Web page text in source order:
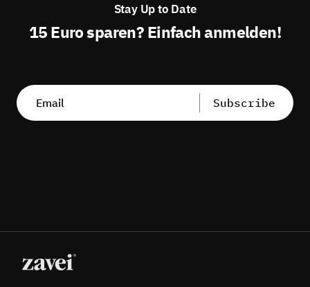
Stay Up to Date
15 Euro sparen? Einfach anmelden!
Subscribe